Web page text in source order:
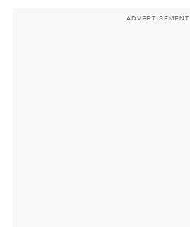
ADVERTISEMENT